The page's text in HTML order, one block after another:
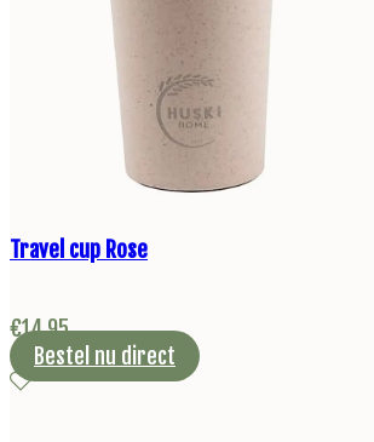
Travel cup Rose
€14,95
Bestel nu direct